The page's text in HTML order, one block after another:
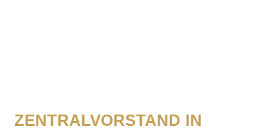
ZENTRALVORSTAND IN